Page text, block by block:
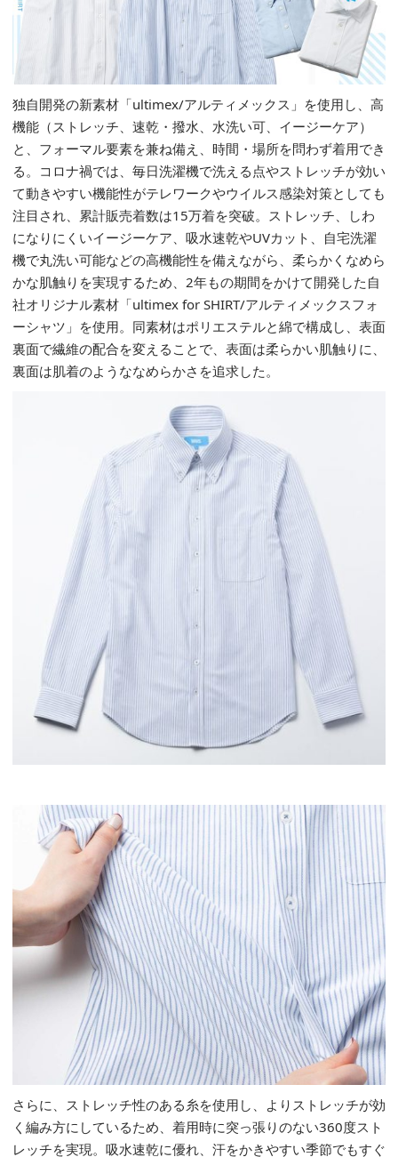
独自開発の新素材「ultimex/アルティメックス」を使用し、高
機能（ストレッチ、速乾・撥水、水洗い可、イージーケア）
と、フォーマル要素を兼ね備え、時間・場所を問わず着用でき
る。コロナ禍では、毎日洗濯機で洗える点やストレッチが効い
て動きやすい機能性がテレワークやウイルス感染対策としても
注目され、累計販売着数は15万着を突破。ストレッチ、しわ
になりにくいイージーケア、吸水速乾やUVカット、自宅洗濯
機で丸洗い可能などの高機能性を備えながら、柔らかくなめら
かな肌触りを実現するため、2年もの期間をかけて開発した自
社オリジナル素材「ultimex for SHIRT/アルティメックスフォ
ーシャツ」を使用。同素材はポリエステルと綿で構成し、表面
裏面で繊維の配合を変えることで、表面は柔らかい肌触りに、
裏面は肌着のようななめらかさを追求した。
さらに、ストレッチ性のある糸を使用し、よりストレッチが効
く編み方にしているため、着用時に突っ張りのない360度スト
レッチを実現。吸水速乾に優れ、汗をかきやすい季節でもすぐ